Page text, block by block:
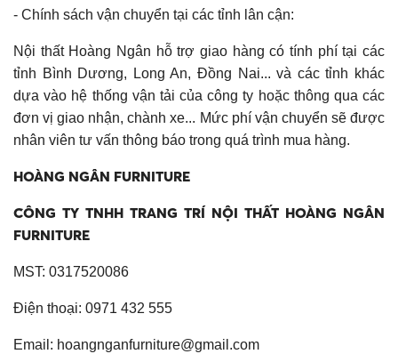
- Chính sách vận chuyển tại các tỉnh lân cận:
Nội thất Hoàng Ngân hỗ trợ giao hàng có tính phí tại các
tỉnh Bình Dương, Long An, Đồng Nai... và các tỉnh khác
dựa vào hệ thống vận tải của công ty hoặc thông qua các
đơn vị giao nhận, chành xe... Mức phí vận chuyển sẽ được
nhân viên tư vấn thông báo trong quá trình mua hàng.
HOÀNG NGÂN FURNITURE
CÔNG TY TNHH TRANG TRÍ NỘI THẤT HOÀNG NGÂN
FURNITURE
MST: 0317520086
Điện thoại: 0971 432 555
Email: hoangnganfurniture@gmail.com